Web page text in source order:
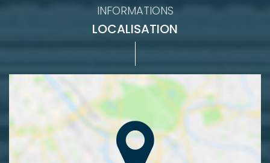
INFORMATIONS
LOCALISATION